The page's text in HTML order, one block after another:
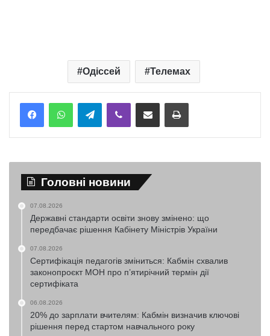
Одіссей Телемах
TelegramViber Надіслати електронною поштоюНадрукувати
Головні новини
07.08.2026
Державні стандарти освіти знову змінено: що
передбачає рішення Кабінету Міністрів України
07.08.2026
Сертифікація педагогів зміниться: Кабмін схвалив
законопроєкт МОН про п’ятирічний термін дії
сертифіката
06.08.2026
20% до зарплати вчителям: Кабмін визначив ключові
рішення перед стартом навчального року